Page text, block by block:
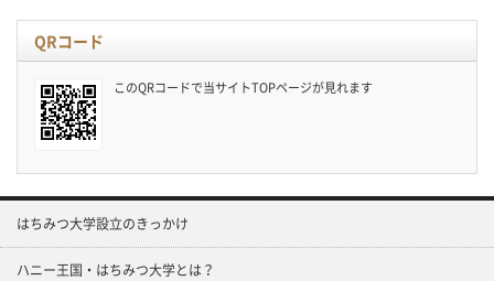
QRコード
このQRコードで当サイトTOPページが見れます
はちみつ大学設立のきっかけ
ハニー王国・はちみつ大学とは？